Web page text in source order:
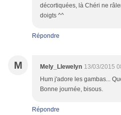
décortiquées, là Chéri ne
doigts ^^
Répondre
M Mely_Llewelyn 13/03/2015
Hum j'adore les gambas...
Bonne journée, bisous.
Répondre